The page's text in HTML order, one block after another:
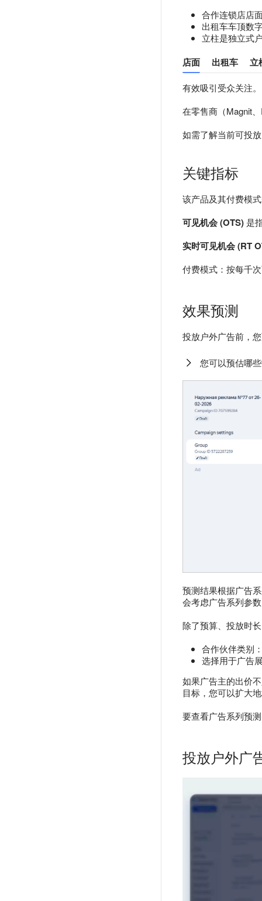
合作连锁店店
出租车车顶数
立柱是独立式
店面 出租车 立
有效吸引受众关注
在零售商（Magnit
如需了解当前可投
关键指标
该产品及其付费模
可见机会 (OTS) 是
实时可见机会 (RT
付费模式：按每千
效果预测
投放户外广告前，
您可以预估哪
预测结果根据广告
会考虑广告系列参
除了预算、投放时
合作伙伴类别
选择用于广告
如果广告主的出价
目标，您可以扩大
要查看广告系列预
投放户外广